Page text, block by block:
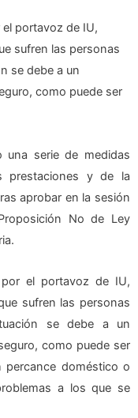
portavoz de IU,
sufren las personas
se debe a un
como puede ser
serie de medidas
prestaciones y de la
aprobar en la sesión
No de Ley
el portavoz de IU,
sufren las personas
se debe a un
como puede ser
doméstico o
a los que se